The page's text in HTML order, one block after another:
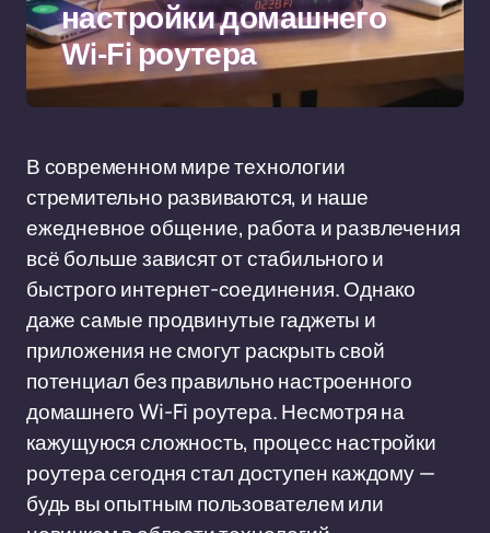
настройки домашнего
Wi-Fi роутера
В современном мире технологии
стремительно развиваются, и наше
ежедневное общение, работа и развлечения
всё больше зависят от стабильного и
быстрого интернет-соединения. Однако
даже самые продвинутые гаджеты и
приложения не смогут раскрыть свой
потенциал без правильно настроенного
домашнего Wi-Fi роутера. Несмотря на
кажущуюся сложность, процесс настройки
роутера сегодня стал доступен каждому —
будь вы опытным пользователем или